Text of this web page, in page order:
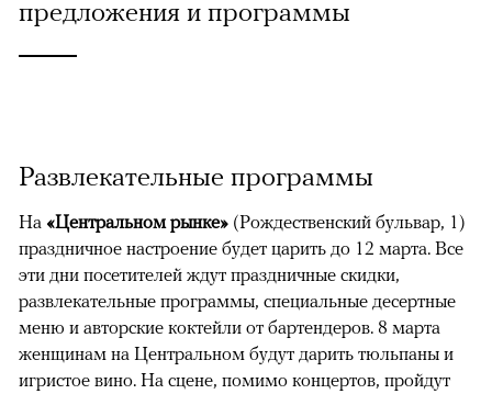
предложения и программы
Развлекательные программы
На «Центральном рынке» (Рождественский бульвар, 1)
праздничное настроение будет царить до 12 марта. Все
эти дни посетителей ждут праздничные скидки,
развлекательные программы, специальные десертные
меню и авторские коктейли от бартендеров. 8 марта
женщинам на Центральном будут дарить тюльпаны и
игристое вино. На сцене, помимо концертов, пройдут